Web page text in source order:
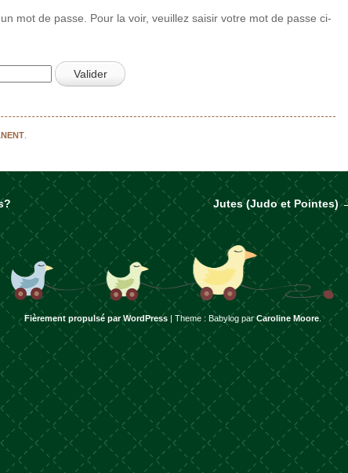
mot de passe. Pour la voir, veuillez saisir votre mot de passe ci-
Jutes (Judo et Pointes)
Fièrement propulsé par WordPress Theme : Babylog parCaroline Moore.